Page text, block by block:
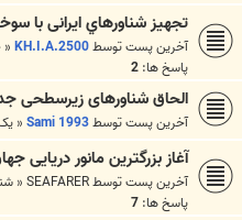
تجهیز شناورهاي ایرانی با
آخرین پست توسطKH.I.A.2500
«
پاسخ ها: 2
الحاق شناورهای زیرسطحی
آخرین پست توسطSami 1993
«
آغاز بزرگترین مانور دریایی
آخرین پست توسطSEAFARER
« شنبه ۱۰
پاسخ ها: 7